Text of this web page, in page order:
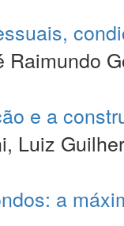
Raimundo
e a
Luiz
a